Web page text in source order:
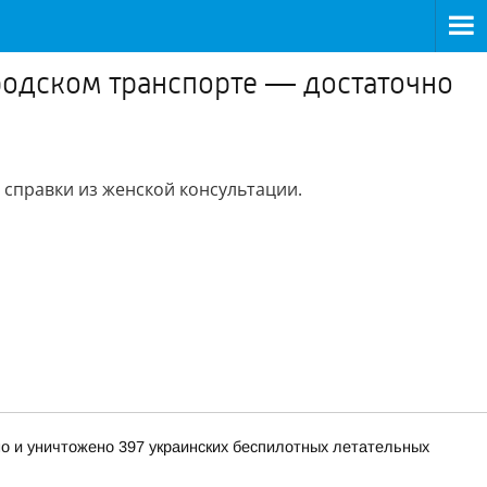
транспорте — достаточно
из женской консультации.
уничтожено 397 украинских беспилотных летательных